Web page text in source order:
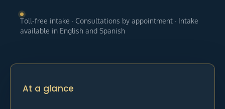
Toll-free intake · Consultations by appointment · Intake
available in English and Spanish
At a glance